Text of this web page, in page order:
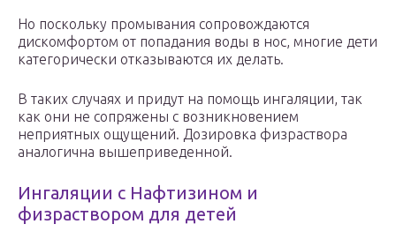
Но поскольку промывания сопровождаются
дискомфортом от попадания воды в нос, многие дети
категорически отказываются их делать.
В таких случаях и придут на помощь ингаляции, так
как они не сопряжены с возникновением
неприятных ощущений. Дозировка физраствора
аналогична вышеприведенной.
Ингаляции с Нафтизином и
физраствором для детей